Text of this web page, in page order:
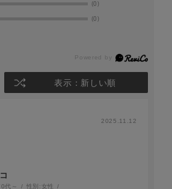
(0)
(0)
表示：新しい順
2025.11.12
代～ 性別:女性